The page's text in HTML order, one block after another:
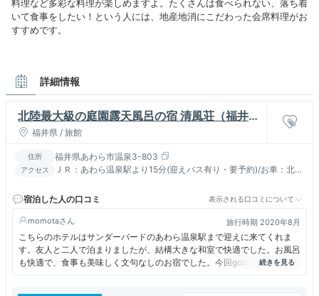
料理など多彩な料理が楽しめますよ。たくさんは食べられない、落ち着
いて食事をしたい！という人には、地産地消にこだわった会席料理がお
すすめです。
詳細情報
北陸最大級の庭園露天風呂の宿 清風荘（福井県
あわら市）
福井県 / 旅館
住所 福井県あわら市温泉3-803
アクセス
ＪＲ：あわら温泉駅より15分(迎えバス有り・要予約)/お車：北陸
宿泊した人の口コミ
表示される口コミについて
momota 旅行時期 2020年8月
こちらのホテルはサンダーバードのあわら温泉駅まで迎えに来てくれま
す。友人と二人で泊まりましたが、結構大きな和室で快適でした。お風呂
も快適で、食事も美味しく文句なしのお宿でした。今回gotoトラベルで
とてもリーズナブルに楽しめました。